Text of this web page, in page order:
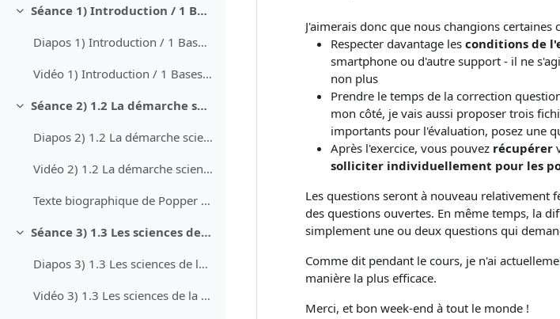
Collapse
Séance 1) Introduction / 1 Bases épistémologiques (19.09.)
Diapos 1) Introduction / 1 Bases épistémologiques
Vidéo 1) Introduction / 1 Bases épistomologies
Collapse
Séance 2) 1.2 La démarche scientifique
Diapos 2) 1.2 La démarche scientifique
Vidéo 2) 1.2 La démarche scientifique
Texte biographique de Popper partagé pour exercice pendant cours
Collapse
Séance 3) 1.3 Les sciences de la communication : entre explication et compréhension
Diapos 3) 1.3 Les sciences de la communication - entre explication et compréhension
Vidéo 3) 1.3 Les sciences de la communication : entre explication et compréhension
J'aimerais donc que nous changions certaines
Respecter davantage les conditions de
smartphone ou d'autre support - il ne
non plus
Prendre le temps de la correction
mon côté, je vais aussi proposer trois
importants pour l'évaluation, posez une
Après l'exercice, vous pouvez récupérer
solliciter individuellement pour les
Les questions seront à nouveau relativement
des questions ouvertes. En même temps, la
simplement une ou deux questions qui
Comme dit pendant le cours, je n'ai
manière la plus efficace.
Merci, et bon week-end à tout le monde !